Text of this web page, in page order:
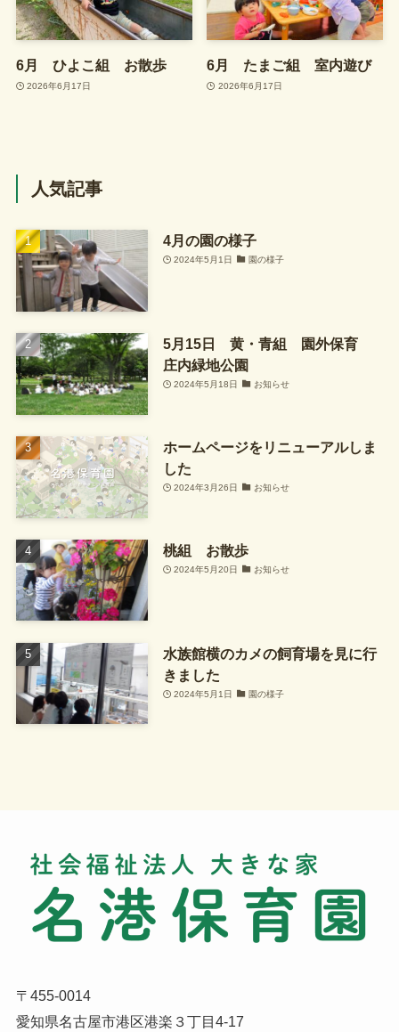
6月 ひよこ組 お散歩
2026年6月17日
6月 たまご組 室内遊び
2026年6月17日
人気記事
4月の園の様子
2024年5月1日 園の様子
5月15日 黄・青組 園外保育
庄内緑地公園
2024年5月18日 お知らせ
ホームページをリニューアルしま
した
2024年3月26日 お知らせ
桃組 お散歩
2024年5月20日 お知らせ
水族館横のカメの飼育場を見に行
きました
2024年5月1日 園の様子
〒455-0014
愛知県名古屋市港区港楽３丁目4-17